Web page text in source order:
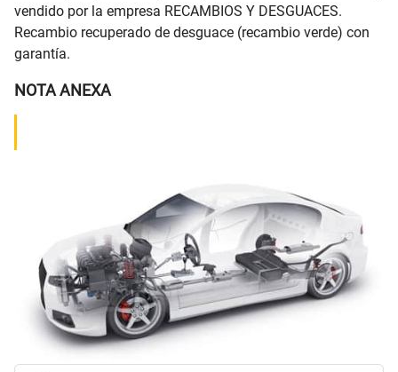
vendido por la empresa RECAMBIOS Y DESGUACES.
Recambio recuperado de desguace (recambio verde) con
garantía.
NOTA ANEXA